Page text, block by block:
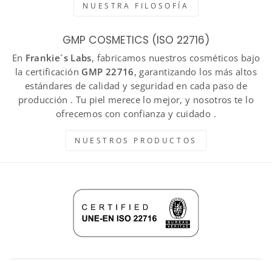
NUESTRA FILOSOFÍA
GMP COSMETICS (ISO 22716)
En Frankie´s Labs, fabricamos nuestros cosméticos bajo
la certificación GMP 22716, garantizando los más altos
estándares de calidad y seguridad en cada paso de
producción . Tu piel merece lo mejor, y nosotros te lo
ofrecemos con confianza y cuidado .
NUESTROS PRODUCTOS